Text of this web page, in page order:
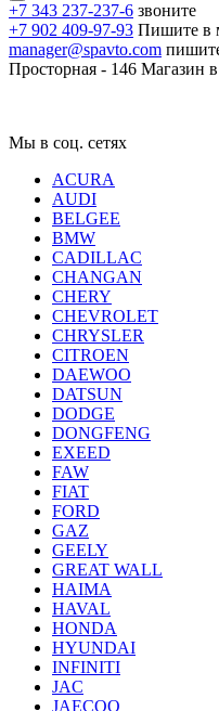
+7 343 237-237-6 звоните
+7 902 409-97-93 Пишите в
manager@spavto.com
Просторная - 146 Магазин в
Мы в соц. сетях
ACURA
AUDI
BELGEE
BMW
CADILLAC
CHANGAN
CHERY
CHEVROLET
CHRYSLER
CITROEN
DAEWOO
DATSUN
DODGE
DONGFENG
EXEED
FAW
FIAT
FORD
GAZ
GEELY
GREAT WALL
HAIMA
HAVAL
HONDA
HYUNDAI
INFINITI
JAC
JAECOO